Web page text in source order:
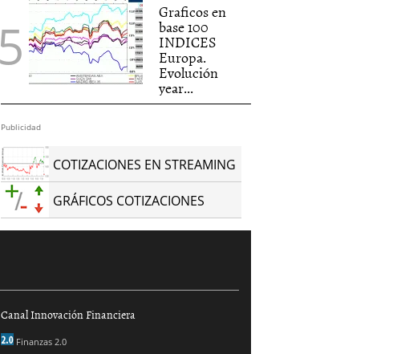
Graficos en
base 100
INDICES
Europa.
Evolución
year...
Publicidad
COTIZACIONES EN STREAMING
GRÁFICOS COTIZACIONES
Canal Innovación Financiera
Finanzas 2.0